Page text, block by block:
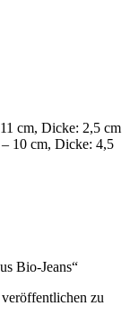
cm, Dicke: 2,5 cm
10 cm, Dicke: 4,5
Bio-Jeans“
zu